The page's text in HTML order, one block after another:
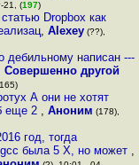
21, (197)
Dropbox как
, Alexey(??),
дебильному написан ---
Совершенно другой
А они не хотят
еще 2 ,Аноним (178),
год, тогда
была 5 X, но может ,